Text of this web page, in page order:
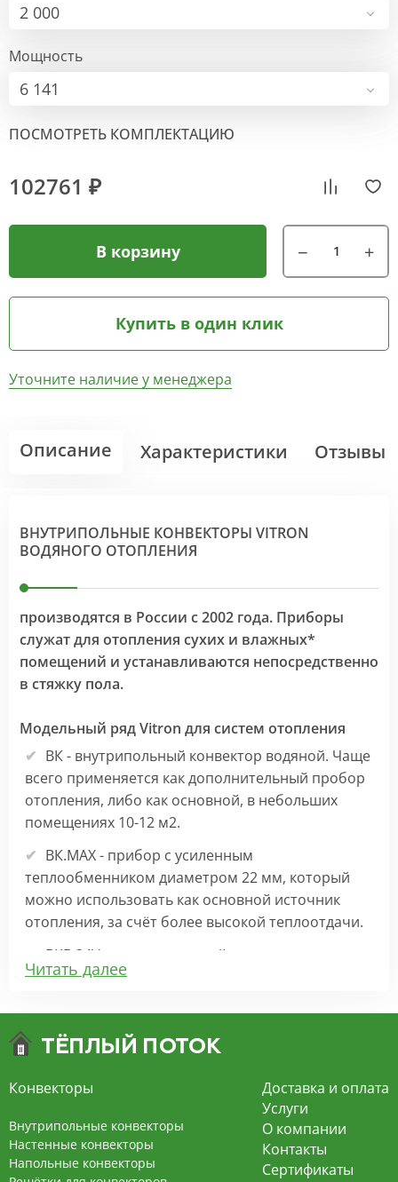
2 000
Мощность
6 141
ПОСМОТРЕТЬ КОМПЛЕКТАЦИЮ
102761 ₽
В корзину
Купить в один клик
Уточните наличие у менеджера
Описание Характеристики Отзывы
ВНУТРИПОЛЬНЫЕ КОНВЕКТОРЫ VITRON
ВОДЯНОГО ОТОПЛЕНИЯ
производятся в России с 2002 года. Приборы
служат для отопления сухих и влажных*
помещений и устанавливаются непосредственно
в стяжку пола.
Модельный ряд Vitron для систем отопления
ВК - внутрипольный конвектор водяной. Чаще
всего применяется как дополнительный пробор
отопления, либо как основной, в небольших
помещениях 10-12 м2.
ВК.МАХ - прибор с усиленным
теплообменником диаметром 22 мм, который
можно использовать как основной источник
отопления, за счёт более высокой теплоотдачи.
ВКВ 24V – внутрипольный конвектор
отопления с вентилятором на 24В подходит для
экономит электроэнергию и бесшумно работает.
конвекцией на 220В. За счет тангенциального
вентилятора создает принудительную
конвекцию, что позволяет обогревать
помещения большой площади.
Читать далее
Конвекторы
Внутрипольные конвекторы
Настенные конвекторы
Напольные конвекторы
Доставка и оплата
Услуги
О компании
Контакты
Сертификаты